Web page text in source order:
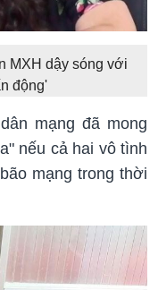
MXH dậy sóng với
động'
mạng đã mong
nếu cả hai vô tình
mạng trong thời